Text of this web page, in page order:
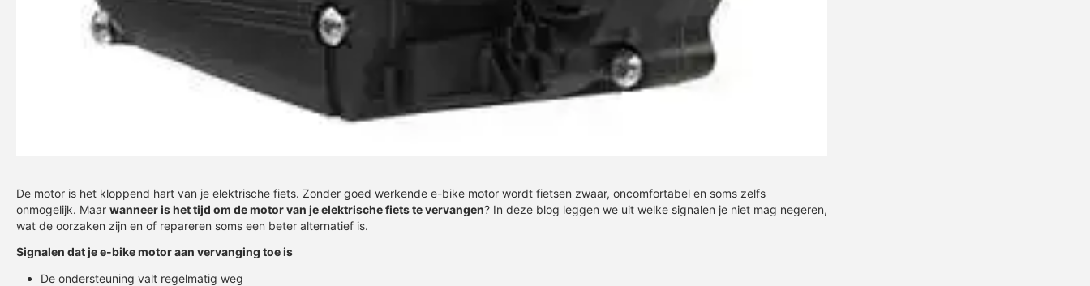
De motor is het kloppend hart van je elektrische fiets. Zonder goed werkende e-bike motor wordt fietsen zwaar, oncomfortabel en soms zelfs
onmogelijk. Maar wanneer is het tijd om de motor van je elektrische fiets te vervangen? In deze blog leggen we uit welke signalen je niet mag negeren,
wat de oorzaken zijn en of repareren soms een beter alternatief is.
Signalen dat je e-bike motor aan vervanging toe is
De ondersteuning valt regelmatig weg